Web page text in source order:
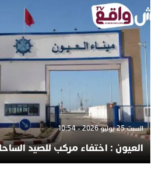
السبت 25 يوليو 2026 - 10:54
العيون : اختفاء مركب للصيد